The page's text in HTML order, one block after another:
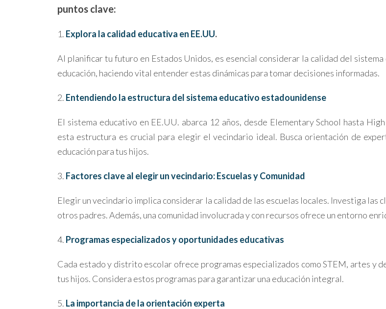
puntos clave:
1. Explora la calidad educativa en EE.UU.
Al planificar tu futuro en Estados Unidos, es esencial considerar la calidad del
educación, haciendo vital entender estas dinámicas para tomar decisiones informadas.
2. Entendiendo la estructura del sistema educativo estadounidense
El sistema educativo en EE.UU. abarca 12 años, desde Elementary School hasta
esta estructura es crucial para elegir el vecindario ideal. Busca orientación de
educación para tus hijos.
3. Factores clave al elegir un vecindario: Escuelas y Comunidad
Elegir un vecindario implica considerar la calidad de las escuelas locales. Investiga
otros padres. Además, una comunidad involucrada y con recursos ofrece un entorno
4. Programas especializados y oportunidades educativas
Cada estado y distrito escolar ofrece programas especializados como STEM, artes y
tus hijos. Considera estos programas para garantizar una educación integral.
5. La importancia de la orientación experta